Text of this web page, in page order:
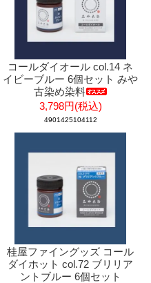
コールダイオール col.14 ネ
イビーブルー 6個セット みや
古染め染料
3,798円(税込)
4901425104112
桂屋ファイングッズ コール
ダイホット col.72 ブリリア
ントブルー 6個セット